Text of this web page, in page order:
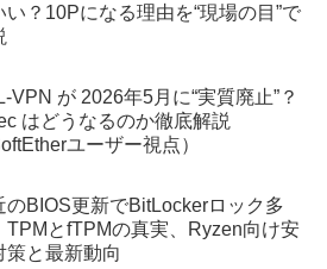
い？10Pになる理由を“現場の目”で
VPN が 2026年5月に“実質廃止”？
はどうなるのか徹底解説
ユーザー視点）
のBIOS更新でBitLockerロック多
TPMとfTPMの真実、Ryzen向け安
策と最新動向